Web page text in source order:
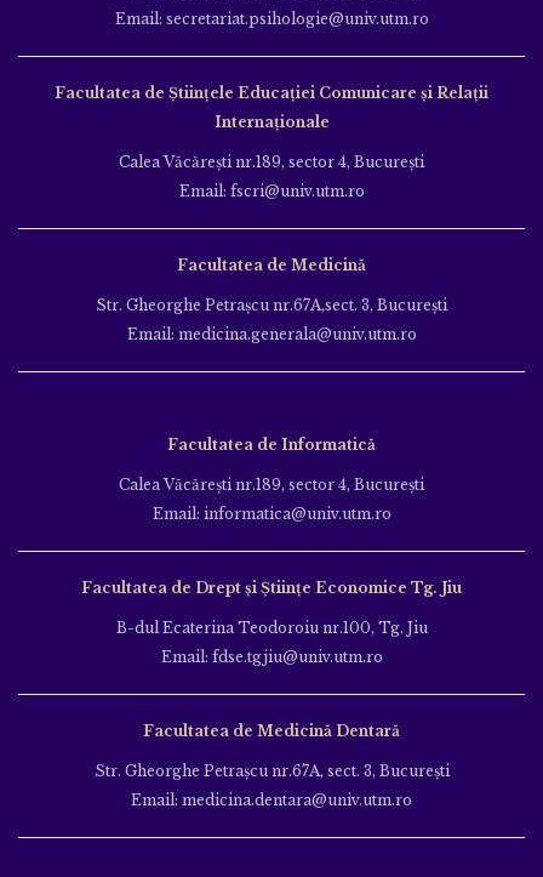
Email: secretariat.psihologie@univ.utm.ro
Facultatea de Ştiinţele Educației Comunicare și Relații
Internaționale
Calea Văcăreşti nr.189, sector 4, Bucureşti
Email: fscri@univ.utm.ro
Facultatea de Medicină
Str. Gheorghe Petraşcu nr.67A,sect. 3, Bucureşti
Email: medicina.generala@univ.utm.ro
Facultatea de Informatică
Calea Văcăreşti nr.189, sector 4, Bucureşti
Email: informatica@univ.utm.ro
Facultatea de Drept și Științe Economice Tg. Jiu
B-dul Ecaterina Teodoroiu nr.100, Tg. Jiu
Email: fdse.tgjiu@univ.utm.ro
Facultatea de Medicină Dentară
Str. Gheorghe Petraşcu nr.67A, sect. 3, Bucureşti
Email: medicina.dentara@univ.utm.ro